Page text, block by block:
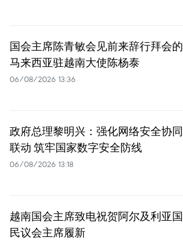
国会主席陈青敏会见前来辞行拜会的
马来西亚驻越南大使陈杨泰
06/08/2026 13:36
政府总理黎明兴：强化网络安全协同
联动 筑牢国家数字安全防线
06/08/2026 13:18
越南国会主席致电祝贺阿尔及利亚国
民议会主席履新